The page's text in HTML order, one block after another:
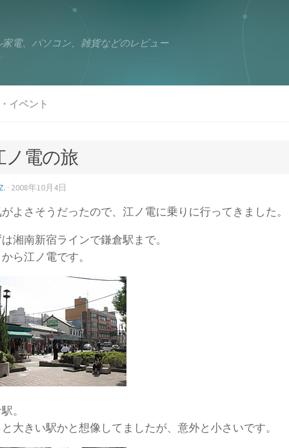
家電、パソコン、雑貨などのレビュー
イベント
ノ電の旅
· 2008年10月4日
よさそうだったので、江ノ電に乗りに行ってきました。
湘南新宿ラインで鎌倉駅まで。
ら江ノ電です。
。
と大きい駅かと想像してましたが、意外と小さいです。